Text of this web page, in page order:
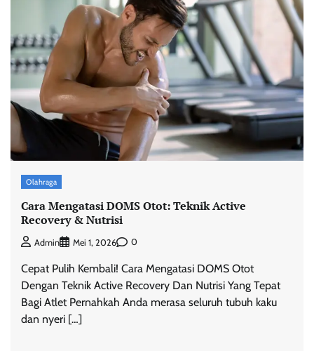
Olahraga
Cara Mengatasi DOMS Otot: Teknik Active
Recovery & Nutrisi
Admin Mei 1, 2026 0
Cepat Pulih Kembali! Cara Mengatasi DOMS Otot
Dengan Teknik Active Recovery Dan Nutrisi Yang Tepat
Bagi Atlet Pernahkah Anda merasa seluruh tubuh kaku
dan nyeri […]